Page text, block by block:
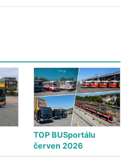
TOP BUSportálu
červen 2026